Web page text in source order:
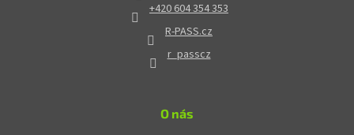
+420 604 354 353
R-PASS.cz
r_passcz
O nás